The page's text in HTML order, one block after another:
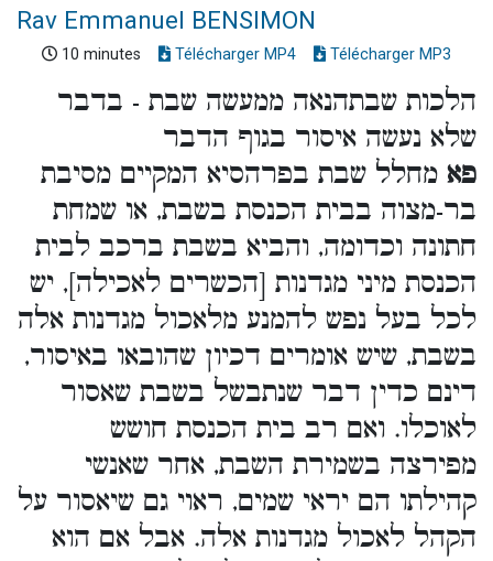
Rav Emmanuel BENSIMON
10 minutes Télécharger MP4 Télécharger MP3
הלכות שבתהנאה ממעשה שבת - בדבר
שלא נעשה איסור בגוף הדבר
פא מחלל שבת בפרהסיא המקיים מסיבת
בר-מצוה בבית הכנסת בשבת, או שמחת
חתונה וכדומה, והביא בשבת ברכב לבית
הכנסת מיני מגדנות [הכשרים לאכילה], יש
לכל בעל נפש להמנע מלאכול מגדנות אלה
בשבת, שיש אומרים דכיון שהובאו באיסור,
דינם כדין דבר שנתבשל בשבת שאסור
לאוכלו. ואם רב בית הכנסת חושש
מפירצה בשמירת השבת, אחר שאנשי
קהילתו הם יראי שמים, ראוי גם שיאסור על
הקהל לאכול מגדנות אלה. אבל אם הוא